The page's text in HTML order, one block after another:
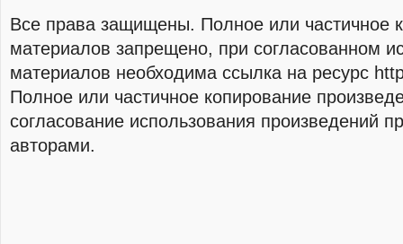
Все права защищены. Полное или частичное
материалов запрещено, при согласованном
материалов необходима ссылка на ресурс
Полное или частичное копирование
согласование использования произведений
авторами.